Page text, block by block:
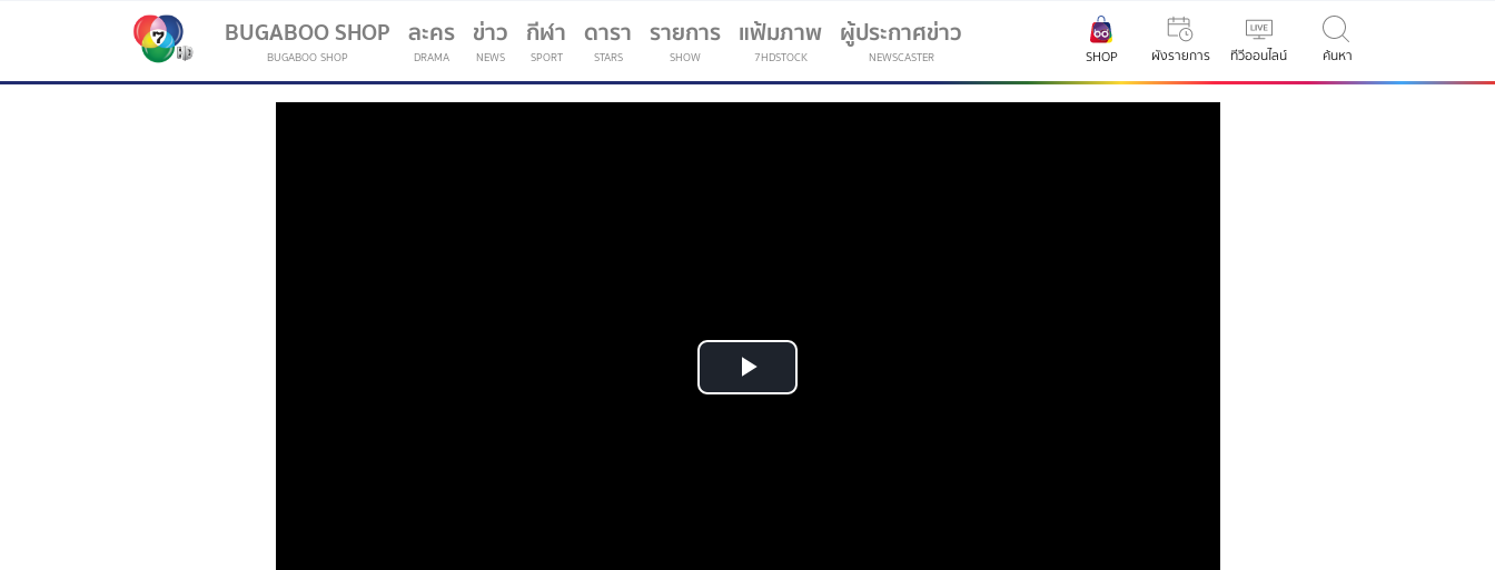
BUGABOO SHOP
BUGABOO SHOP
ละคร
DRAMA
ข่าว
NEWS
กีฬา
SPORT
(current)
ดารา
STARS
รายการ
SHOW
แฟ้มภาพ
7HDSTOCK
ผู้ประกาศข่าว
NEWSCASTER SHOP ผังรายการ ทีวีออนไลน์ ค้นหา
Play